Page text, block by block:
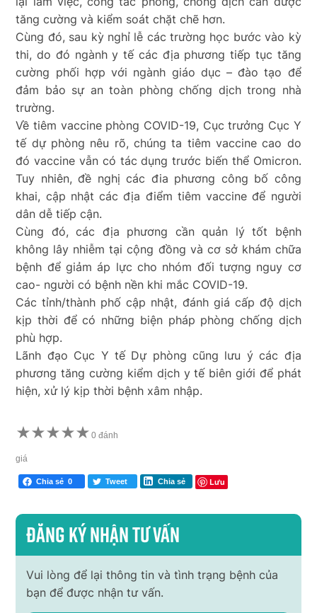
tăng cường và kiểm soát chặt chẽ hơn.
Cùng đó, sau kỳ nghỉ lễ các trường học bước vào kỳ
thi, do đó ngành y tế các địa phương tiếp tục tăng
cường phối hợp với ngành giáo dục – đào tạo để
đảm bảo sự an toàn phòng chống dịch trong nhà
trường.
Về tiêm vaccine phòng COVID-19, Cục trưởng Cục Y
tế dự phòng nêu rõ, chúng ta tiêm vaccine cao do
đó vaccine vẫn có tác dụng trước biến thể Omicron.
Tuy nhiên, đề nghị các đia phương công bố công
khai, cập nhật các địa điểm tiêm vaccine để người
dân dễ tiếp cận.
Cùng đó, các địa phương cần quản lý tốt bệnh
không lây nhiễm tại cộng đồng và cơ sở khám chữa
bệnh để giảm áp lực cho nhóm đối tượng nguy cơ
cao- người có bệnh nền khi mắc COVID-19.
Các tỉnh/thành phố cập nhật, đánh giá cấp độ dịch
kịp thời để có những biện pháp phòng chống dịch
phù hợp.
Lãnh đạo Cục Y tế Dự phòng cũng lưu ý các địa
phương tăng cường kiểm dịch y tế biên giới để phát
hiện, xử lý kịp thời bệnh xâm nhập.
★★★★★ 0 đánh
giá
Chia sẻ 0 Tweet Chia sẻ Lưu
Đăng ký nhận tư vấn
Vui lòng để lại thông tin và tình trạng bệnh của
bạn để được nhận tư vấn.